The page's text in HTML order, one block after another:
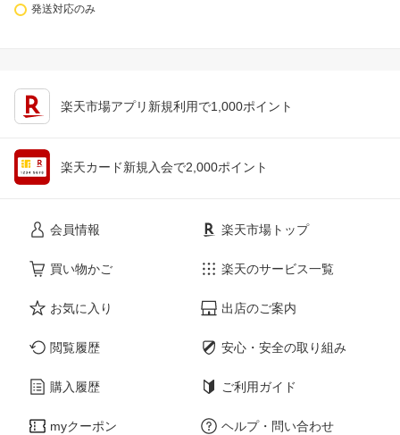
発送対応のみ
楽天市場アプリ新規利用で1,000ポイント
楽天カード新規入会で2,000ポイント
会員情報
買い物かご
お気に入り
閲覧履歴
購入履歴
myクーポン
楽天市場トップ
楽天のサービス一覧
出店のご案内
安心・安全の取り組み
ご利用ガイド
ヘルプ・問い合わせ